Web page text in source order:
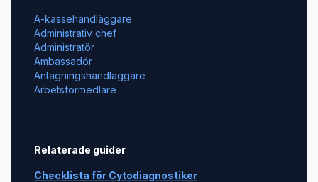
A-kassehandläggare
Administrativ chef
Administratör
Ambassadör
Antagningshandläggare
Arbetsförmedlare
Relaterade guider
Checklista för Cytodiagnostiker